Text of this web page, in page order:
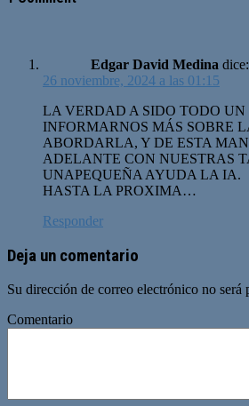
Edgar David Medina dice:
26 noviembre, 2024 a las 01:15
LA VERDAD A SIDO TODO UN
INFORMARNOS MÁS SOBRE
ABORDARLA, Y DE ESTA
ADELANTE CON NUESTRAS
UNAPEQUEÑA AYUDA LA IA.
HASTA LA PROXIMA…
Responder
Deja un comentario
Su dirección de correo electrónico no será
Comentario